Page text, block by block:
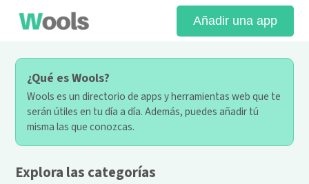
Añadir una app
¿Qué es Wools?
Wools es un directorio de apps y herramientas web que te
serán útiles en tu día a día. Además, puedes añadir tú
misma las que conozcas.
Explora las categorías